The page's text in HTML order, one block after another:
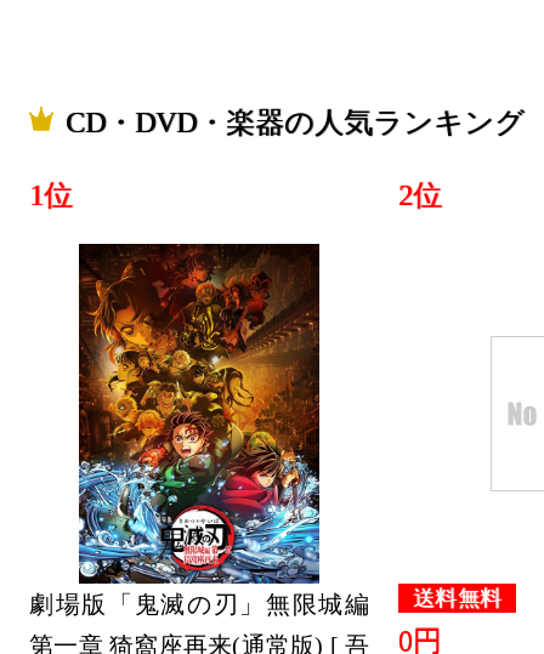
CD・DVD・楽器の人気ランキング
1位
劇場版「鬼滅の刃」無限城編
第一章 猗窩座再来(通常版) [ 吾
2位
送料無料
0円